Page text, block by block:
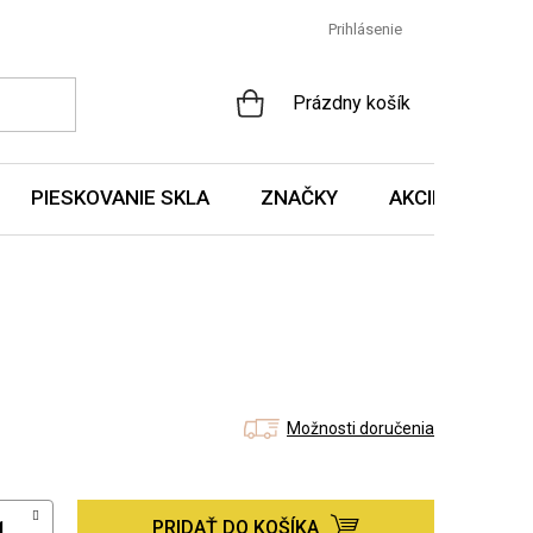
Prihlásenie
NÁKUPNÝ
Prázdny košík
PIESKOVANIE SKLA ZNAČKY AKCIE A
Možnosti doručenia
PRIDAŤ DO KOŠÍKA